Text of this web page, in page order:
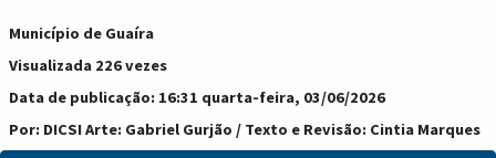
Município de Guaíra
Visualizada 226 vezes
Data de publicação: 16:31 quarta-feira, 03/06/2026
Por: DICSI Arte: Gabriel Gurjão / Texto e Revisão: Cintia Marques